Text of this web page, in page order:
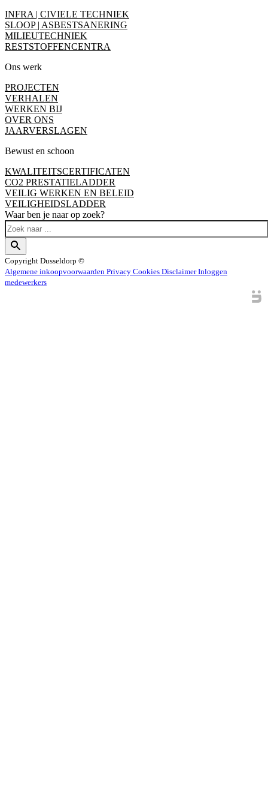
INFRA | CIVIELE TECHNIEK
SLOOP | ASBESTSANERING
MILIEUTECHNIEK
RESTSTOFFENCENTRA
Ons werk
PROJECTEN
VERHALEN
WERKEN BIJ
OVER ONS
JAARVERSLAGEN
Bewust en schoon
KWALITEITSCERTIFICATEN
CO2 PRESTATIELADDER
VEILIG WERKEN EN BELEID
VEILIGHEIDSLADDER
Waar ben je naar op zoek?
Copyright Dusseldorp ©
Algemene inkoopvoorwaarden Privacy Cookies DisclaimerInloggen
medewerkers